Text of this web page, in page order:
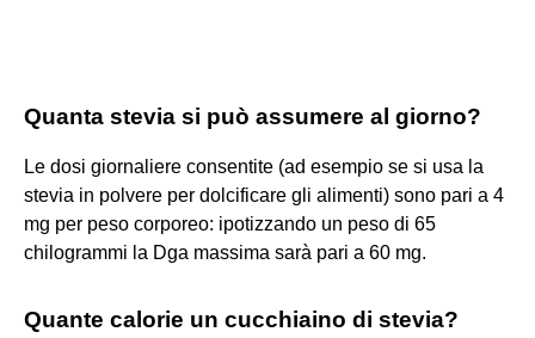
Quanta stevia si può assumere al giorno?
Le dosi giornaliere consentite (ad esempio se si usa la
stevia in polvere per dolcificare gli alimenti) sono pari a 4
mg per peso corporeo: ipotizzando un peso di 65
chilogrammi la Dga massima sarà pari a 60 mg.
Quante calorie un cucchiaino di stevia?